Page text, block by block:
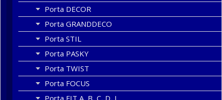
Porta DECOR
Porta GRANDDECO
Porta STIL
Porta PASKY
Porta TWIST
Porta FOCUS